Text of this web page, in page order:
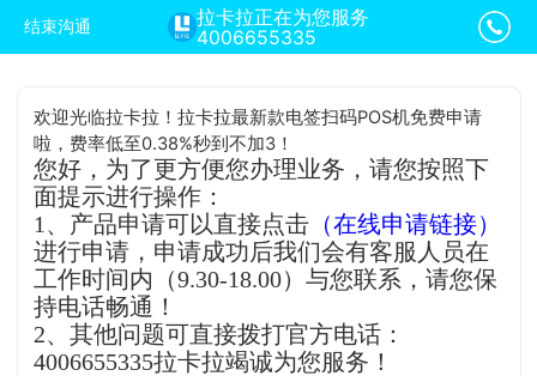
结束沟通
拉卡拉正在为您服务
4006655335
欢迎光临拉卡拉！拉卡拉最新款电签扫码POS机免费申请
啦，费率低至0.38%秒到不加3！
您好，为了更方便您办理业务，请您按照下
面提示进行操作：
1、产品申请可以直接点击 （在线申请链接）
进行申请，申请成功后我们会有客服人员在
工作时间内（9.30-18.00）与您联系，请您保
持电话畅通！
2、其他问题可直接拨打官方电话：
4006655335拉卡拉竭诚为您服务！